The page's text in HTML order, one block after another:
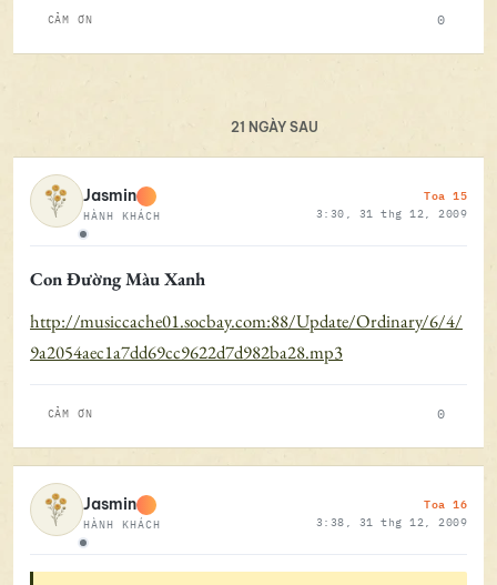
CẢM ƠN 0
21 NGÀY SAU
Ngoại tuyến
Jasmin
HÀNH KHÁCH
Toa 15
3:30, 31 thg 12, 2009
Con Đường Màu Xanh
http://musiccache01.socbay.com:88/Update/Ordinary/6/4/
9a2054aec1a7dd69cc9622d7d982ba28.mp3
CẢM ƠN 0
Ngoại tuyến
Jasmin
HÀNH KHÁCH
Toa 16
3:38, 31 thg 12, 2009